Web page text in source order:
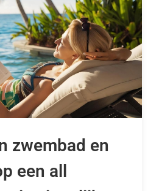
zwembad en
een all